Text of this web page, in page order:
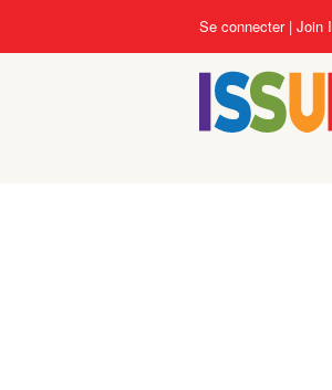
User
account
menu
Se connecter Join